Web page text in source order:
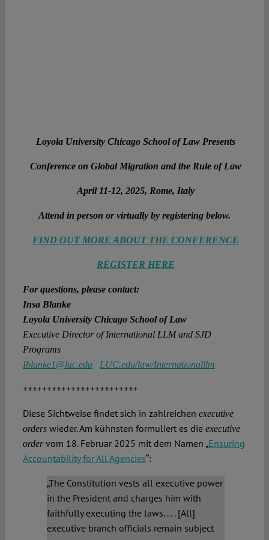
Loyola University Chicago School of Law Presents
Conference on Global Migration and the Rule of Law
April 11-12, 2025, Rome, Italy
Attend in person or virtually by registering below.
FIND OUT MORE ABOUT THE CONFERENCE
REGISTER HERE
For questions, please contact:
Insa Blanke
Loyola University Chicago School of Law
Executive Director of International LLM and SJD
Programs
Iblanke1@luc.edu
LUC.edu/law/Internationalllm
++++++++++++++++++++++++
Diese Sichtweise findet sich in zahlreichen executive
orders wieder. Am kühnsten formuliert es die executive
ordervom 18. Februar 2025 mit dem Namen „Ensuring
Accountability for All Agencies“:
„The Constitution vests all executive power
in the President and charges him with
faithfully executing the laws. . . . [All]
executive branch officials remain subject